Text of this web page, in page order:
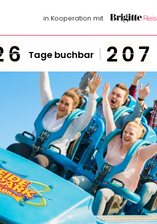
in Kooperation mit
6 Tage buchbar 207